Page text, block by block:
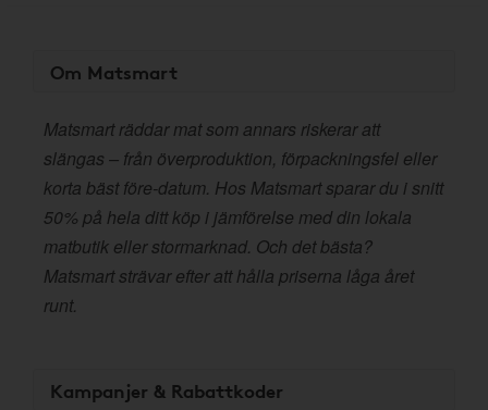
Om Matsmart
Matsmart räddar mat som annars riskerar att
slängas – från överproduktion, förpackningsfel eller
korta bäst före-datum. Hos Matsmart sparar du i snitt
50% på hela ditt köp i jämförelse med din lokala
matbutik eller stormarknad. Och det bästa?
Matsmart strävar efter att hålla priserna låga året
runt.
Kampanjer & Rabattkoder